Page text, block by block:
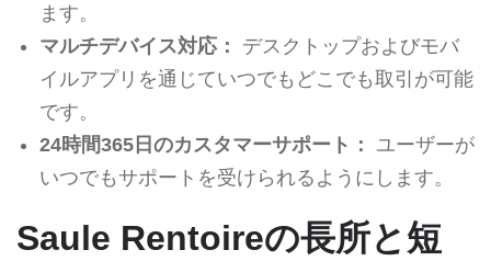
ます。
マルチデバイス対応：
デスクトップおよびモバ
イルアプリを通じていつでもどこでも取引が可能
です。
24時間365日のカスタマーサポート：
ユーザーが
いつでもサポートを受けられるようにします。
Saule Rentoireの長所と短